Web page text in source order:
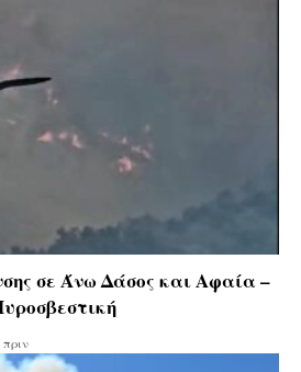
σε Άνω Δάσος και Αφαία –
πριν